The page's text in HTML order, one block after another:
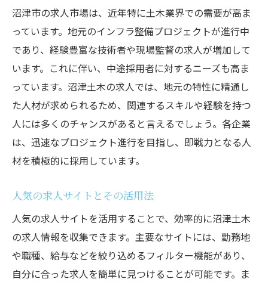
沼津市の求人市場は、近年特に土木業界での需要が高ま
っています。地元のインフラ整備プロジェクトが進行中
であり、経験豊富な技術者や現場監督の求人が増加して
います。これに伴い、中途採用者に対するニーズも高ま
っています。沼津土木の求人では、地元の特性に精通し
た人材が求められるため、関連するスキルや経験を持つ
人には多くのチャンスがあると言えるでしょう。各企業
は、迅速なプロジェクト進行を目指し、即戦力となる人
材を積極的に採用しています。
人気の求人サイトとその活用法
人気の求人サイトを活用することで、効率的に沼津土木
の求人情報を収集できます。主要なサイトには、勤務地
や職種、給与などを絞り込めるフィルター機能があり、
自分に合った求人を簡単に見つけることが可能です。ま